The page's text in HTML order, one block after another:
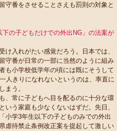
守番をさせることさえも罰則の対象と
下の子どもだけでの外出NG」の法案が
入れがたい感覚だろう。日本では、
守番が日常の一部に当然のように組み
も小学校低学年の頃には既にそうして
人きりになれないというのは、率直に
まう。
、常に子どもへ目を配るのに十分な環
いう家庭も少なくないはずだ。先日、
小学3年生以下の子どものみでの外出
虐待禁止条例改正案を提起して激しい